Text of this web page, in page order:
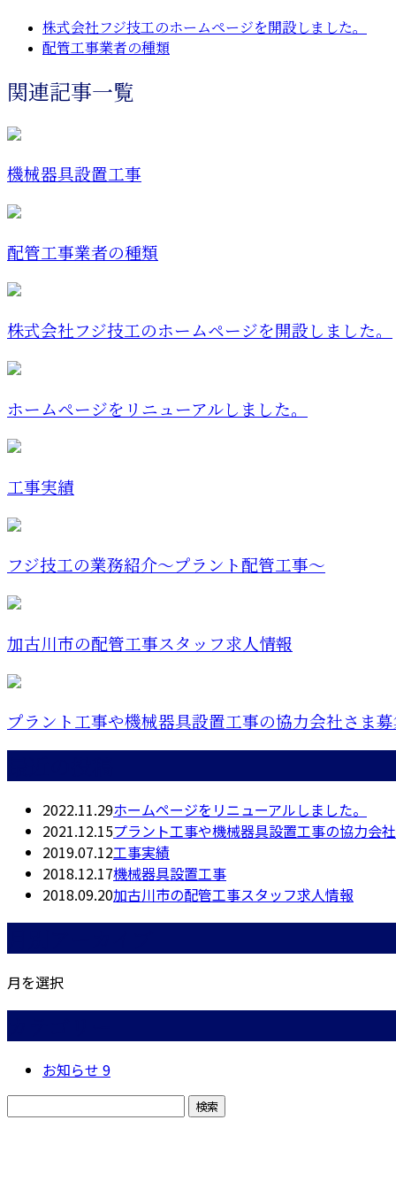
株式会社フジ技工のホームページを開設しました。
配管工事業者の種類
関連記事一覧
機械器具設置工事
配管工事業者の種類
株式会社フジ技工のホームページを開設しました。
ホームページをリニューアルしました。
工事実績
フジ技工の業務紹介～プラント配管工事～
加古川市の配管工事スタッフ求人情報
プラント工事や機械器具設置工事の協力会社さま
2022.11.29ホームページをリニューアルしました。
2021.12.15プラント工事や機械器具設置工事の協力会
2019.07.12工事実績
2018.12.17機械器具設置工事
2018.09.20加古川市の配管工事スタッフ求人情報
月を選択
お知らせ 9